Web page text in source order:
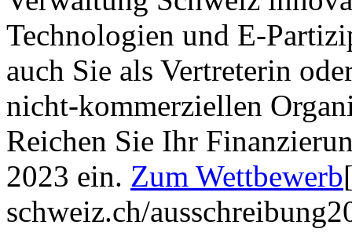
Technologien und E-
auch Sie als Vertreterin
nicht-kommerziellen
Reichen Sie Ihr
2023 ein. Zum Wettbewerb
schweiz.ch/